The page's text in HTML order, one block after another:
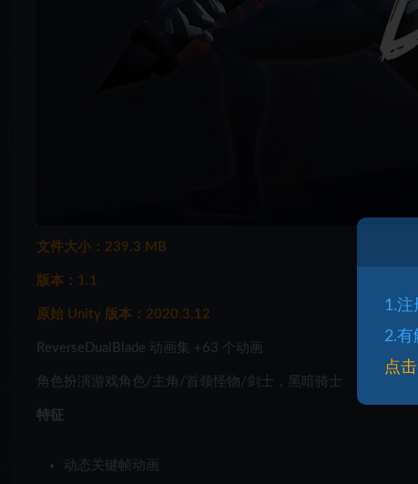
文件大小：239.3 MB
版本：1.1
原始 Unity 版本：2020.3.12
ReverseDualBlade 动画集 +63 个动画
角色扮演游戏角色/主角/首领怪物/剑士，黑暗骑士
特征
动态关键帧动画
1.注
2.有
点